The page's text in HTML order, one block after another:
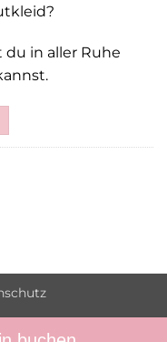
du in aller Ruhe